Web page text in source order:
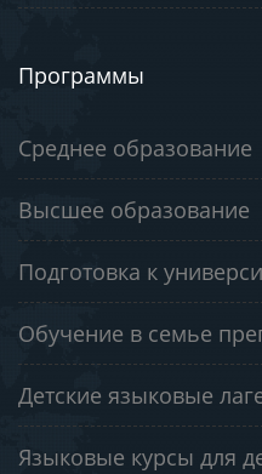
Программы
Среднее образование
Высшее образование
Подготовка к
Обучение в семье
Детские языковые
Языковые курсы для